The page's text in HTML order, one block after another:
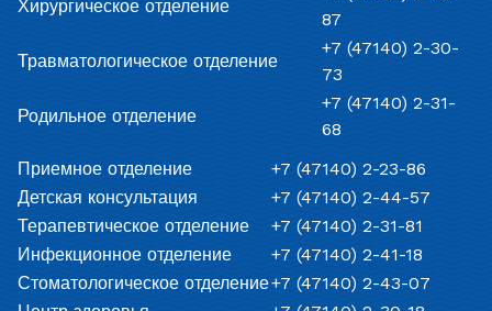
Хирургическое отделение
87
Травматологическое отделение
+7 (47140) 2-30-
73
Родильное отделение
+7 (47140) 2-31-
68
Приемное отделение
+7 (47140) 2-23-86
Детская консультация
+7 (47140) 2-44-57
Терапевтическое отделение
+7 (47140) 2-31-81
Инфекционное отделение
+7 (47140) 2-41-18
Стоматологическое отделение+7 (47140) 2-43-07